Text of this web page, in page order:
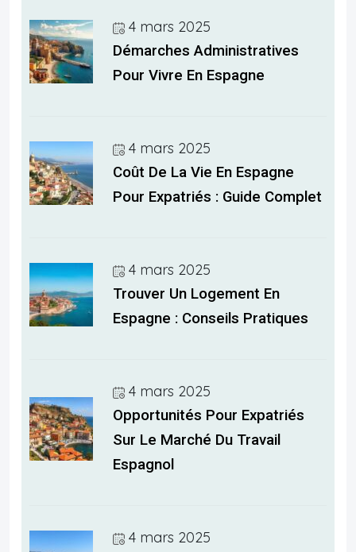
4 mars 2025
Démarches Administratives
Pour Vivre En Espagne
4 mars 2025
Coût De La Vie En Espagne
Pour Expatriés : Guide Complet
4 mars 2025
Trouver Un Logement En
Espagne : Conseils Pratiques
4 mars 2025
Opportunités Pour Expatriés
Sur Le Marché Du Travail
Espagnol
4 mars 2025